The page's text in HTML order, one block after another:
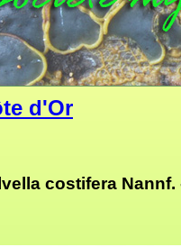
d'Or
costifera Nannf.